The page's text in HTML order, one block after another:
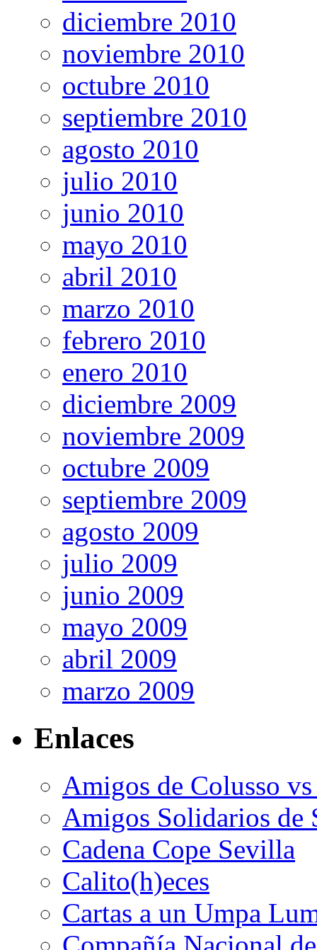
diciembre 2010
noviembre 2010
octubre 2010
septiembre 2010
agosto 2010
julio 2010
junio 2010
mayo 2010
abril 2010
marzo 2010
febrero 2010
enero 2010
diciembre 2009
noviembre 2009
octubre 2009
septiembre 2009
agosto 2009
julio 2009
junio 2009
mayo 2009
abril 2009
marzo 2009
Enlaces
Amigos de Colusso
Amigos Solidarios de
Cadena Cope Sevilla
Calito(h)eces
Cartas a un Umpa